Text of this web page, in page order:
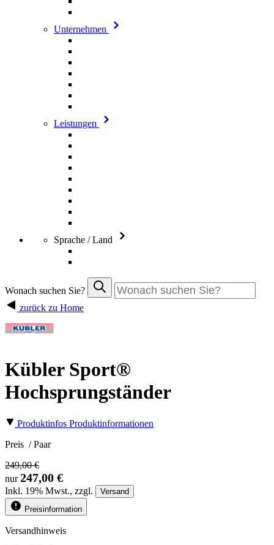
Unternehmen
Leistungen
Sprache / Land
Wonach suchen Sie?
zurück zu Home
Kübler Sport®
Hochsprungständer
Produktinfos Produktinformationen
Preis / Paar
249,00 €
nur247,00 €
Inkl. 19% Mwst., zzgl.
Versand
Preisinformation
Versandhinweis